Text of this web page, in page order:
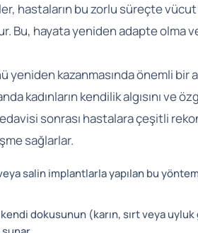
hastaların bu zorlu süreçte
Bu, hayata yeniden adapte
kazanmasında önemli bir
kadınların kendilik algısını ve
sonrası hastalara çeşitli
sağlarlar.
salin implantlarla yapılan bu
dokusunun (karın, sırt veya uyluk